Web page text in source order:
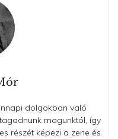
dolgokban való
magunktól, így
részét képezi a zene és